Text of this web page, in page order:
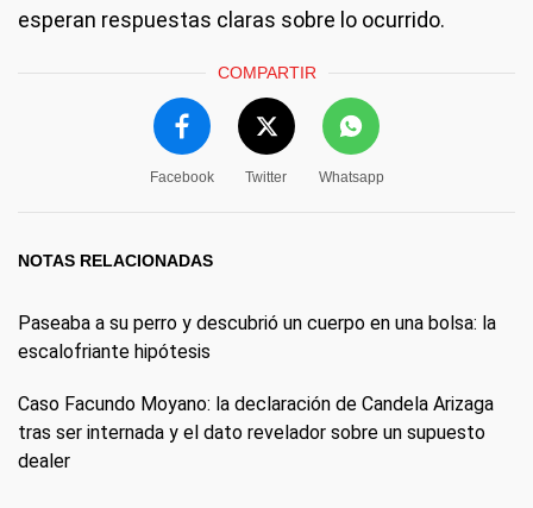
esperan respuestas claras sobre lo ocurrido.
COMPARTIR
Facebook Twitter Whatsapp
NOTAS RELACIONADAS
Paseaba a su perro y descubrió un cuerpo en una bolsa: la
escalofriante hipótesis
Caso Facundo Moyano: la declaración de Candela Arizaga
tras ser internada y el dato revelador sobre un supuesto
dealer